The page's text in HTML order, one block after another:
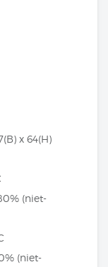
x 64(H)
(niet-
(niet-